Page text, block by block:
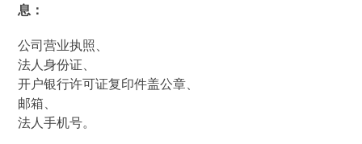
息：
公司营业执照、
法人身份证、
开户银行许可证复印件盖公章、
邮箱、
法人手机号。